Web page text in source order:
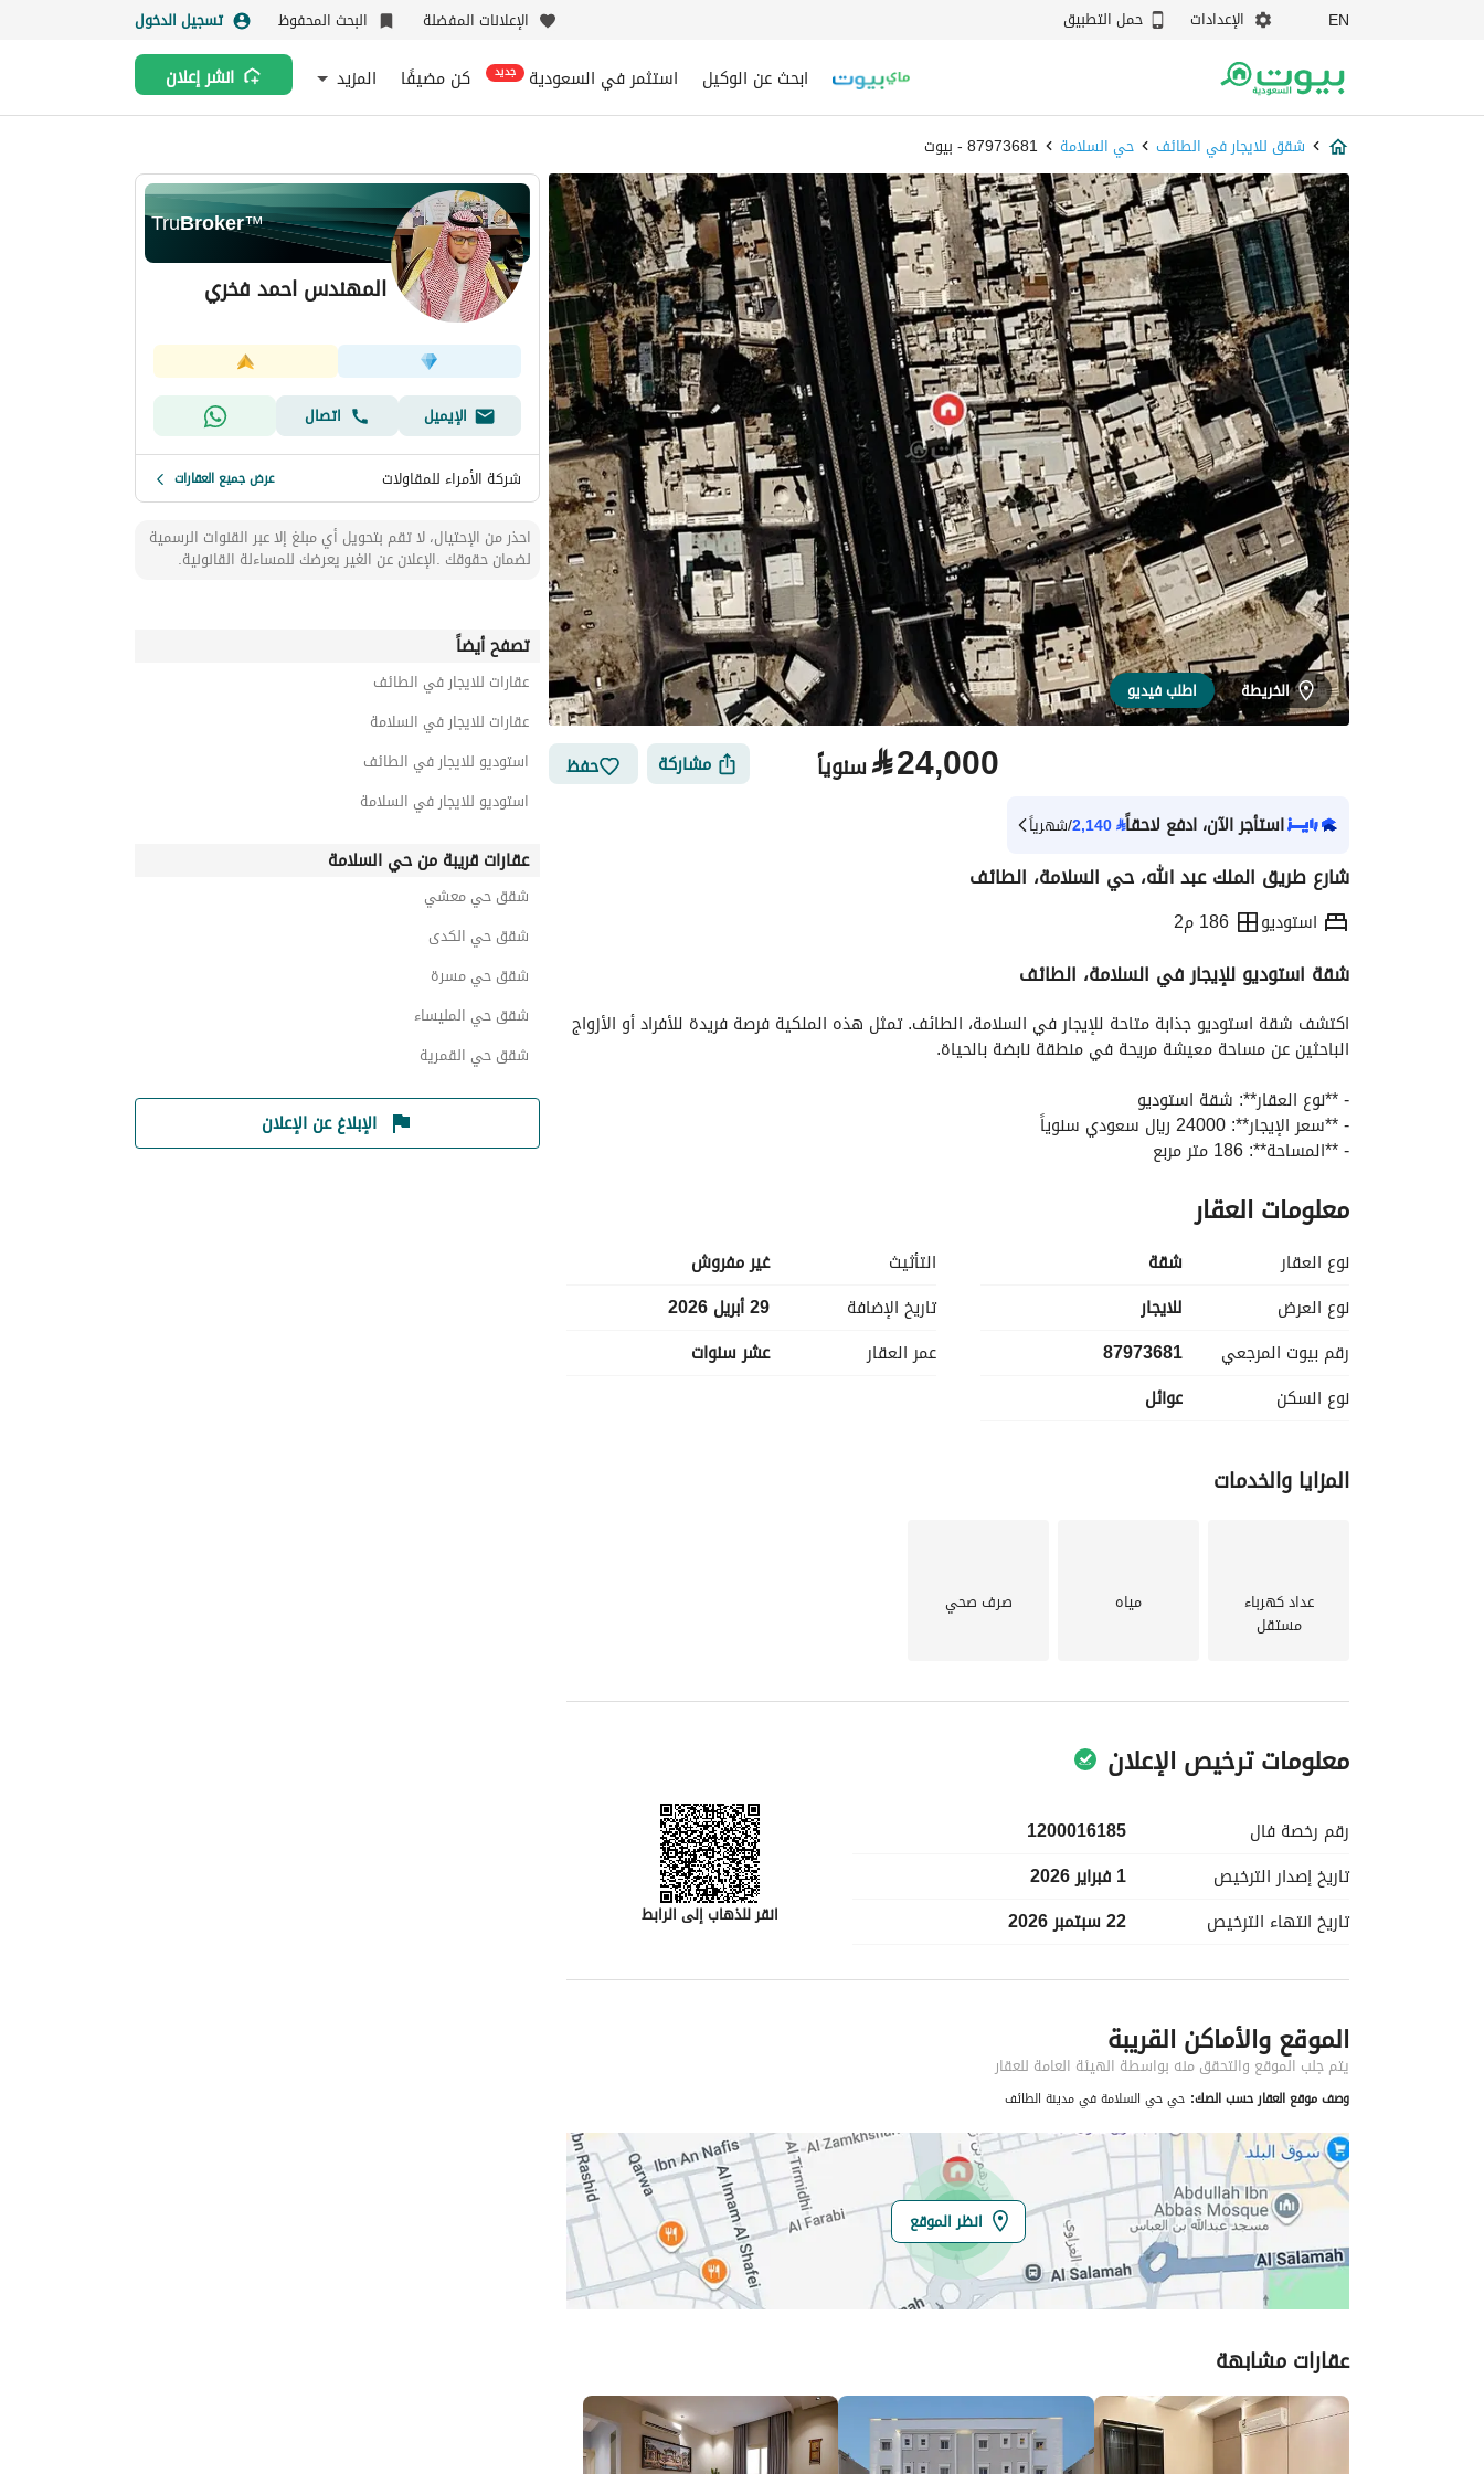
EN الإعدادات حمل التطبيق الإعلانات المفضلة البحث المحفوظ تسجيل الدخول
ابحث عن الوكيل استثمر في السعودية جديد كن مضيفًا المزيد انشر إعلان
شقق للايجار في الطائف حي السلامة 87973681 - بيوت
الخريطة اطلب فيديو
⃁24,000 سنوياً مشاركة
حفظ
استأجر الآن، ادفع لاحقاً⃁
2,140/شهرياً
شارع طريق الملك عبد الله، حي السلامة، الطائف
استوديو 186 م2
معلومات ترخيص الإعلان
شقة استوديو للإيجار في السلامة، الطائف
الباحثين عن مساحة معيشة مريحة في منطقة نابضة بالحياة.
- **نوع العقار**: شقة استوديو
- **سعر الإيجار**: 24000 ريال سعودي سنوياً
- **المساحة**: 186 متر مربع
- **مفروشة**: غير مفروشة
- **الحمامات**: 0
تتميز الشقة بوجود الخدمات الضرورية التي تعزز من تجربة العيش:
- **الكهرباء**: متاحة
- **إمدادات المياه**: إمداد مياه موثوق
- **الصرف الصحي**: نظام صرف صحي مناسب
بك في الطائف.
معلومات العقار
نوع العقار
شقة
نوع العرض
للايجار
رقم بيوت المرجعي
87973681
نوع السكن
عوائل
التأثيث
غير مفروش
تاريخ الإضافة
29 أبريل 2026
عمر العقار
عشر سنوات
المزايا والخدمات
عداد كهرباء
مستقل
مياه صرف صحي
معلومات ترخيص الإعلان
رقم رخصة فال
1200016185
تاريخ إصدار الترخيص
1 فبراير 2026
تاريخ انتهاء الترخيص 22 سبتمبر 2026 انقر للذهاب إلى الرابط
معلومات مسؤول الإعلان
اسم المسؤول احمد فخري هاشم العكلوك
الموقع
المنطقة
منطقة مكة المكرمة
المدينة
الطائف
الحي
السلامة
اسم الشارع
طريق الملك عبد الله
الرمز البريدي
رقم المبنى
6141
الرقم الاضافي
4240
خط العرض
21.270604269932605
تفاصيل العقار
الموقع والأماكن القريبة
يتم جلب الموقع والتحقق منه بواسطة الهيئة العامة للعقار
وصف موقع العقار حسب الصك: حي حي السلامة في مدينة الطائف
انظر الموقع
عقارات مشابهة
TruBroker™
المهندس احمد فخري
الإيميل اتصال
شركة الأمراء للمقاولات عرض جميع العقارات
احذر من الإحتيال، لا تقم بتحويل أي مبلغ إلا عبر القنوات الرسمية
لضمان حقوقك .الإعلان عن الغير يعرضك للمساءلة القانونية.
تصفح أيضاً
عقارات للايجار في الطائف
عقارات للايجار في السلامة
استوديو للايجار في الطائف
استوديو للايجار في السلامة
عقارات قريبة من حي السلامة
شقق حي معشي
شقق حي الكدى
شقق حي مسرة
شقق حي المليساء
شقق حي القمرية
الإبلاغ عن الإعلان